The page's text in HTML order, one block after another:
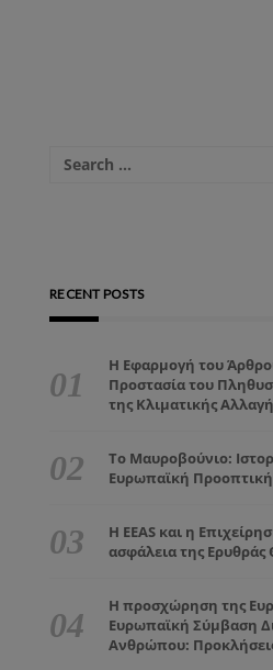
RECENT POSTS
Η Εφαρμογή του
Προστασία του
της Κλιματικής
Το Μαυροβούνιο:
Ευρωπαϊκή Προοπτική
Η EEAS και η
ασφάλεια της Ερυθράς
Η προσχώρηση της
Ευρωπαϊκή Σύμβαση
Ανθρώπου: